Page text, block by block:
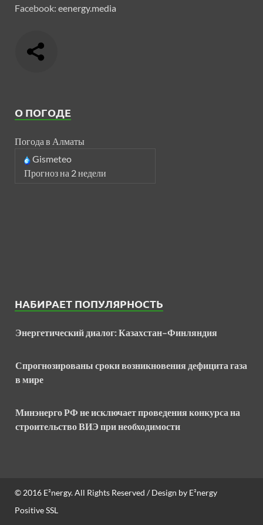
Facebook: eenergy.media
О ПОГОДЕ
Погода в Алматы
Gismeteo
Прогноз на 2 недели
НАБИРАЕТ ПОПУЛЯРНОСТЬ
Энергетический диалог: Казахстан–Финляндия
Спрогнозированы сроки возникновения дефицита газа
в мире
Минэнерго РФ не исключает проведения конкурса на
строительство ВИЭ при необходимости
© 2016 E²nergy. All Rights Reserved / Design by E²nergy
Positive SSL